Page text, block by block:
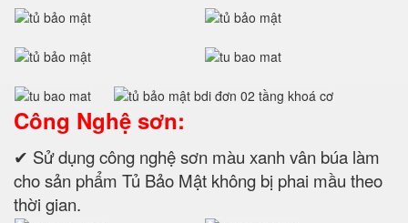
Công Nghệ sơn:
✔ Sử dụng công nghệ sơn màu xanh vân búa làm
cho sản phẩm Tủ Bảo Mật không bị phai mầu theo
thời gian.